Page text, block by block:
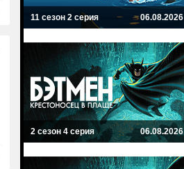
11 сезон 2 серия 06.08.2026
2 сезон 4 серия 06.08.2026